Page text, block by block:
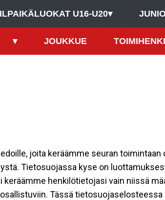
U16-U20▾
▾ JOUKKUE
joita keräämme seuran
Tietosuojassa kyse on
keräämme henkilötietojasi vain niissä
Tässä